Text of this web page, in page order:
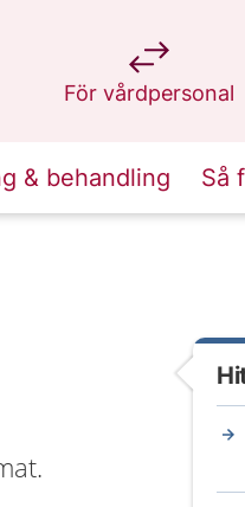
För vårdpersonal
på 1177.se
& behandling Så